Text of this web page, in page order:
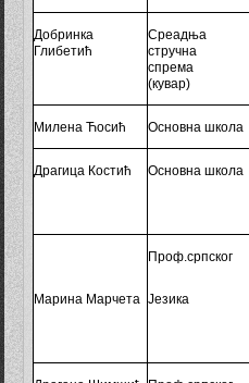
Добринка
Глибетић
Среадња
стручна
спрема
(кувар)
Милена Ћосић Основна школа
Драгица Костић Основна школа
Проф.српског
Марина Марчета Језика